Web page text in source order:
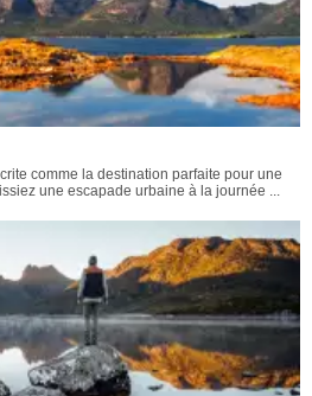
comme la destination parfaite pour une
une escapade urbaine à la journée ...